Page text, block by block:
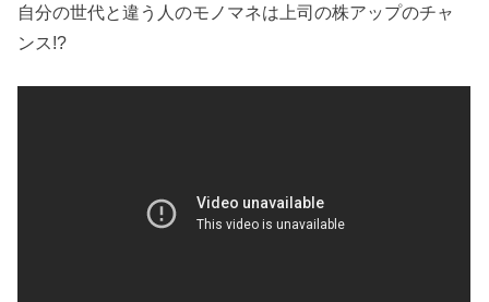
自分の世代と違う人のモノマネは上司の株アップのチャ
ンス!?